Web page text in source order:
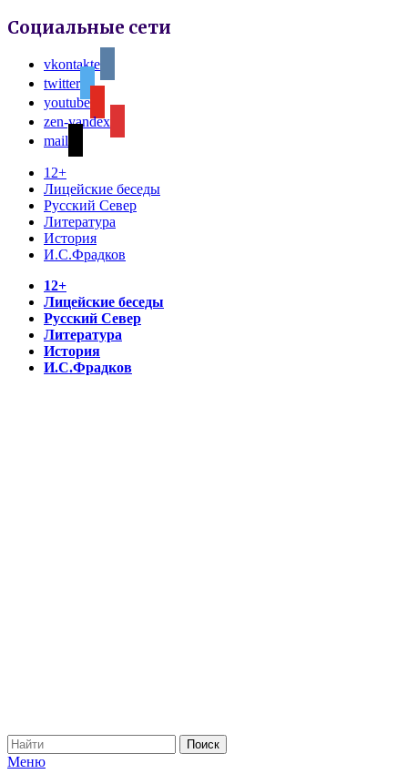
Социальные сети
vkontakte
twitter
youtube
zen-yandex
mail
12+
Лицейские беседы
Русский Север
Литература
История
И.С.Фрадков
12+
Лицейские беседы
Русский Север
Литература
История
И.С.Фрадков
Меню